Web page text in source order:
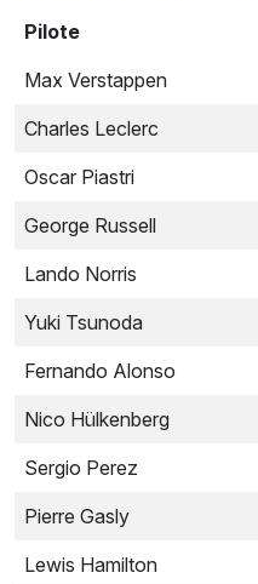
Pilote
Max Verstappen
Charles Leclerc
Oscar Piastri
George Russell
Lando Norris
Yuki Tsunoda
Fernando Alonso
Nico Hülkenberg
Sergio Perez
Pierre Gasly
Lewis Hamilton